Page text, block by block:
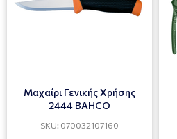
Μαχαίρι Γενικής Χρήσης
2444 BAHCO
SKU: 070032107160